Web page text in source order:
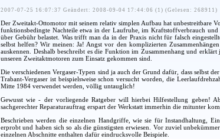
2007-07-25 16:07:37 Geändert: 2008-09-04 17:44:06 (1) (Gelesen: 268911)
Der Zweitakt-Ottomotor mit seinem relativ simplen Aufbau hat unbestreitbare
funktionsbedingte Nachteile etwa in der Laufruhe, im Kraftstoffverbrauch
über Gebühr belastet. Was trifft man da in der Praxis nicht für falsch
selbst helfen? Wir meinen: Ja! Angst vor den komplizierten
auskennen. Deshalb beschreibt es die Funktion im Zusammenhang und
unseren Zweitaktmotoren zum Einsatz gekommen sind.
Die verschiedenen Vergaser-Typen sind ja auch der Grund dafür, dass selbst
Trabant-Vergaser ist beispielsweise schon versucht worden, die
Mitte 1984 verwendet werden, völlig untauglich!
Gewusst wie - der vorliegende Ratgeber will hierbei Hilfestellung geben!
sachgerechter Reparaturauftrag erspart der Werkstatt immerhin die mitunter
Beschrieben werden die einzelnen Handgriffe, wie sie für Instandhaltung,
erprobt und haben sich so als die günstigsten erwiesen. Vor zuviel
einzelnen Abschnitte enthalten dafür eindrucksvolle Beispiele.